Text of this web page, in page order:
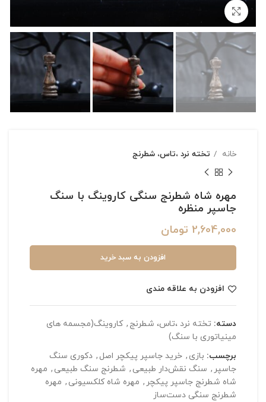
خانه تخته نرد ،تاس، شطرنج
مهره شاه شطرنج سنگی کاروینگ با سنگ
جاسپر منظره
2,604,000 تومان
افزودن به سبد خرید
افزودن به علاقه مندی
دسته: تخته نرد ،تاس، شطرنج , کاروینگ(مجسمه های
مینیاتوری با سنگ)
برچسب: بازی , خرید جاسپر پیکچر اصل , دکوری سنگ
جاسپر , سنگ نقش‌دار طبیعی , شطرنج سنگ طبیعی , مهره
شاه شطرنج جاسپر پیکچر , مهره شاه کلکسیونی , مهره
شطرنج سنگی دست‌ساز